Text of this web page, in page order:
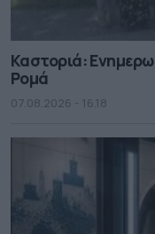
Καστοριά:
Ρομά
07.08.2026 - 16.18